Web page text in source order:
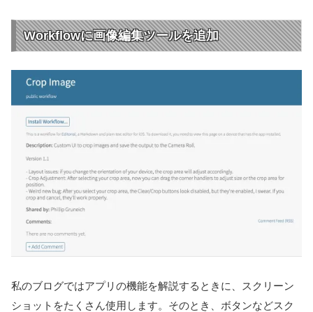
Workflowに画像編集ツールを追加
私のブログではアプリの機能を解説するときに、スクリーン
ショットをたくさん使用します。そのとき、ボタンなどスク